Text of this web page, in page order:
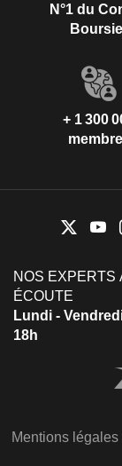
N°1 du
+ 1 300
NOS EXPERTS
ÉCOUTE
Lundi -
18h
Mentions légales